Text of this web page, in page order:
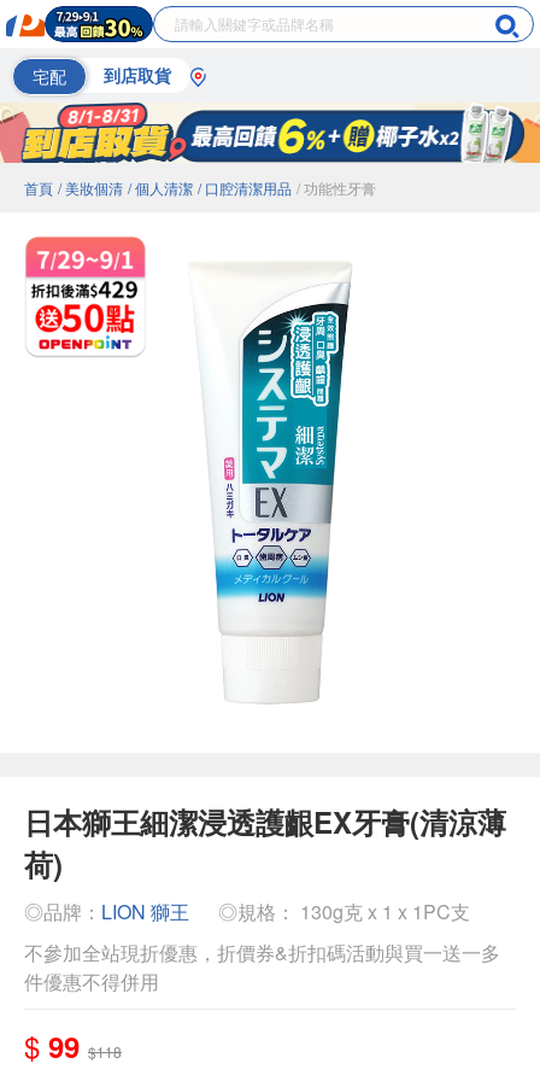
宅配 到店取貨
首頁 / 美妝個清 / 個人清潔 / 口腔清潔用品 / 功能性牙膏
日本獅王細潔浸透護齦EX牙膏(清涼薄
荷)
◎品牌： LION 獅王
◎規格： 130g克 x 1 x 1PC支
不參加全站現折優惠，折價券&折扣碼活動與買一送一多
件優惠不得併用
$ 99 $118